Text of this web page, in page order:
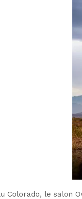
Colorado, le salon